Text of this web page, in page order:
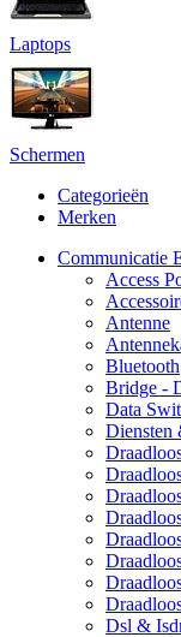
Laptops
Schermen
Categorieën
Merken
Communicatie
Access
Antenne
Bluetooth
Bridge -
Data
Diensten
Dsl &